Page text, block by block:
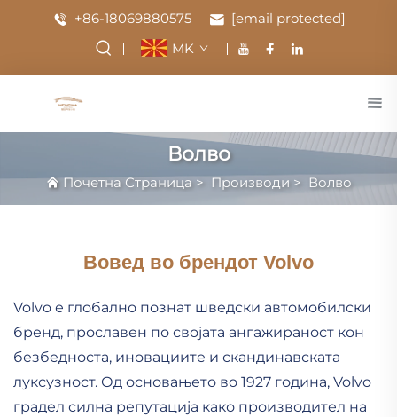
+86-18069880575
[email protected]
MK
Волво
Почетна Страница > Производи > Волво
Вовед во брендот Volvo
Volvo е глобално познат шведски автомобилски
бренд, прославен по својата ангажираност кон
безбедноста, иновациите и скандинавската
луксузност. Од основањето во 1927 година, Volvo
градел силна репутација како производител на